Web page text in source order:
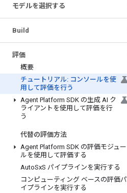
モデルを選択する
Build
評価
概要
チュートリアル: コンソールを使
用して評価を行う
Agent Platform SDK の生成 AI ク
ライアントを使用して評価を行
う
代替の評価方法
Agent Platform SDK の評価モジュー
ルを使用して評価する
AutoSxS パイプラインを実行する
コンピューティング ベースの評価パ
イプラインを実行する